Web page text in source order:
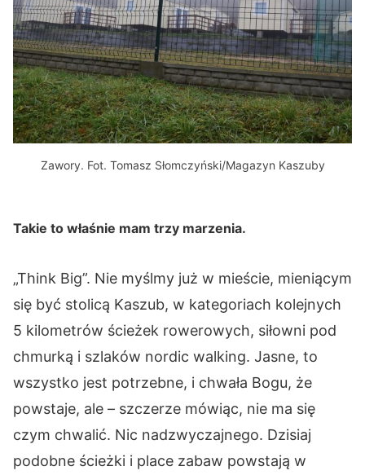
Zawory. Fot. Tomasz Słomczyński/Magazyn Kaszuby
Takie to właśnie mam trzy marzenia.
„Think Big”. Nie myślmy już w mieście, mieniącym
się być stolicą Kaszub, w kategoriach kolejnych
5 kilometrów ścieżek rowerowych, siłowni pod
chmurką i szlaków nordic walking. Jasne, to
wszystko jest potrzebne, i chwała Bogu, że
powstaje, ale – szczerze mówiąc, nie ma się
czym chwalić. Nic nadzwyczajnego. Dzisiaj
podobne ścieżki i place zabaw powstają w